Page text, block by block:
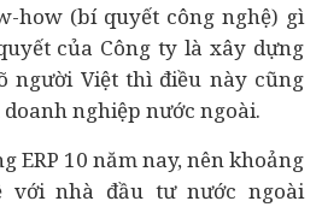
how (bí quyết công nghệ) gì
của Công ty là xây dựng
người Việt thì điều này cũng
nghiệp nước ngoài.
ERP 10 năm nay, nên khoảng
với nhà đầu tư nước ngoài